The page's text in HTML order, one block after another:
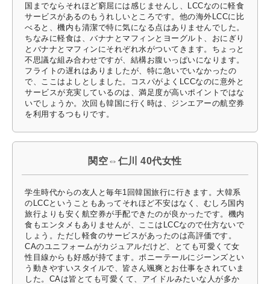
国までならそれほど窮屈には感じませんし、LCCなのに軽食
サービスがあるのもうれしいところです。他の海外LCCに比
べると、機内も清潔で特に気になる点はありませんでした。
ちなみに軽食は、バナナとマフィンとヨーグルト、おにぎり
とバナナとマフィンにそれぞれ水がついてきます。ちょっと
不思議な組み合わせですが、結構お腹いっぱいになります。
フライトの遅れはありましたが、特に急いでいなかったの
で、ここはよしとしました。コスパがよくLCCなのに意外と
サービスが充実しているのは、満足度が高いポイントではな
いでしょうか。次回も韓国に行く時は、ジンエアーの航空券
を利用するつもりです。
関空⇔仁川 40代女性
学生時代からの友人と毎年1回韓国旅行に行きます。大韓系
のLCCということもあってそれほど不安はなく、むしろ国内
旅行よりも安く航空券が手配できたのが良かったです。機内
食もエンタメもありませんが、ここはLCCなので仕方ないで
しょう。ただし軽食のサービスがあったのは高評価です。
CAのユニフォームがカジュアルだけど、とても可愛くて女
性目線からも好感が持てます。ポニーテールにジーンズとい
う動きやすいスタイルで、皆さん颯爽とお仕事をされていま
した。CAは皆とても可愛くて、アイドルみたいな人が多か